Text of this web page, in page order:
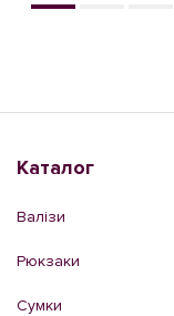
Каталог
Валізи
Рюкзаки
Сумки